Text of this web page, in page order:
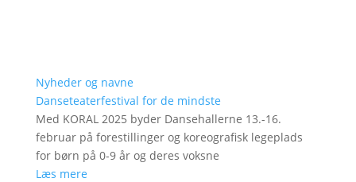
Nyheder og navne
Danseteaterfestival for de mindste
Med KORAL 2025 byder Dansehallerne 13.-16.
februar på forestillinger og koreografisk legeplads
for børn på 0-9 år og deres voksne
Læs mere